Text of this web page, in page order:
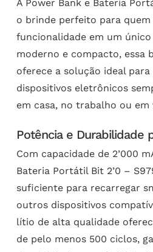
A Power Bank e Bateria
o brinde perfeito para
funcionalidade em um
moderno e compacto, essa
oferece a solução ideal
dispositivos eletrônicos
em casa, no trabalho ou em
Potência e Durabilidade
Com capacidade de 2’000
Bateria Portátil Bit 2’0 –
suficiente para recarregar
outros dispositivos
lítio de alta qualidade
de pelo menos 500 ciclos,